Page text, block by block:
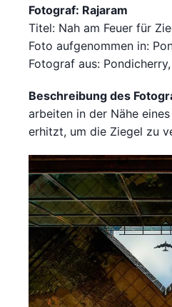
Fotograf: Rajaram
Titel: Nah am Feuer für
Foto aufgenommen in:
Fotograf aus:
Beschreibung des
arbeiten in der Nähe
erhitzt, um die Ziegel zu